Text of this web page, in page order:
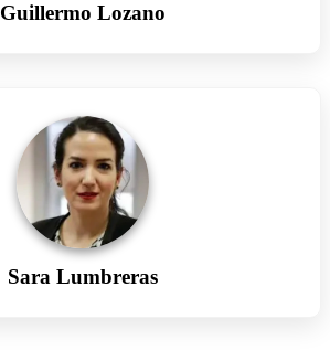
Guillermo Lozano
Sara Lumbreras